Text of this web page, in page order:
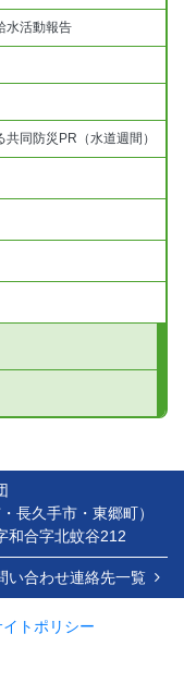
水活動報告
同防災PR（水道週間）
長久手市・東郷町）
和合字北蚊谷212
い合わせ連絡先一覧
イトポリシー